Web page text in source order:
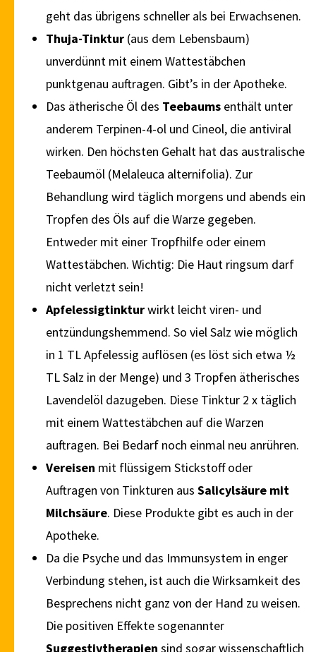
geht das übrigens schneller als bei Erwachsenen.
Thuja-Tinktur (aus dem Lebensbaum)
unverdünnt mit einem Wattestäbchen
punktgenau auftragen. Gibt’s in der Apotheke.
Das ätherische Öl des Teebaums enthält unter
anderem Terpinen-4-ol und Cineol, die antiviral
wirken. Den höchsten Gehalt hat das australische
Teebaumöl (Melaleuca alternifolia). Zur
Behandlung wird täglich morgens und abends ein
Tropfen des Öls auf die Warze gegeben.
Entweder mit einer Tropfhilfe oder einem
Wattestäbchen. Wichtig: Die Haut ringsum darf
nicht verletzt sein!
Apfelessigtinkturwirkt leicht viren- und
entzündungshemmend. So viel Salz wie möglich
in 1 TL Apfelessig auflösen (es löst sich etwa ½
TL Salz in der Menge) und 3 Tropfen ätherisches
Lavendelöl dazugeben. Diese Tinktur 2 x täglich
mit einem Wattestäbchen auf die Warzen
auftragen. Bei Bedarf noch einmal neu anrühren.
Vereisen mit flüssigem Stickstoff oder
Auftragen von Tinkturen aus Salicylsäure mit
Milchsäure. Diese Produkte gibt es auch in der
Apotheke.
Da die Psyche und das Immunsystem in enger
Verbindung stehen, ist auch die Wirksamkeit des
Besprechens nicht ganz von der Hand zu weisen.
Die positiven Effekte sogenannter
Suggestivtherapien sind sogar wissenschaftlich